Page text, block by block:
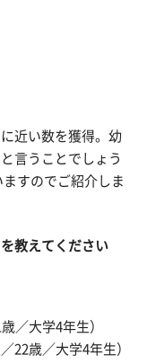
近い数を獲得。幼
言うことでしょう
すのでご紹介しま
教えてください
／大学4年生）
22歳／大学4年生）